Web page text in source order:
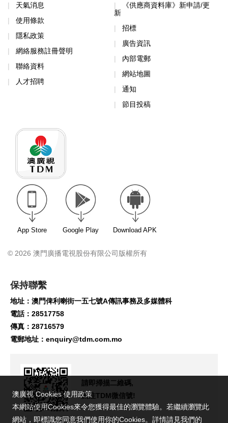
天氣消息
使用條款
隱私政策
網絡服務註冊聲明
聯絡資料
人才招聘
《供應商資料庫》新申請/更
新
招標
廣告資訊
內部電郵
網站地圖
通知
節目投稿
App Store Google Play Download APK
© 2026 澳門廣播電視股份有限公司版權所有
保持聯繫
地址：澳門俾利喇街一五七號A傳訊事務及多媒體科
電話：28517758
傳真：28716579
電郵地址： enquiry@tdm.com.mo
請即掃描二維碼,
關注TDM微信號!
澳廣視 Cookies 使用政策
本網站使用Cookies來令您獲得最佳的瀏覽體驗。若繼續瀏覽此
網站，即標識您同意我們使用你的Cookies。詳情請見我們的